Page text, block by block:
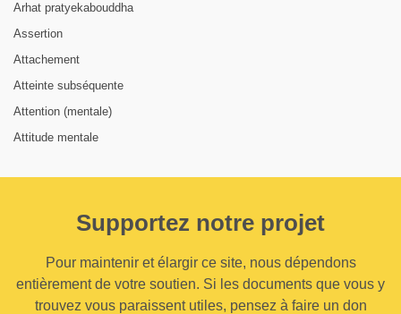
Arhat pratyekabouddha
Assertion
Attachement
Atteinte subséquente
Attention (mentale)
Attitude mentale
Supportez notre projet
Pour maintenir et élargir ce site, nous dépendons
entièrement de votre soutien. Si les documents que vous y
trouvez vous paraissent utiles, pensez à faire un don